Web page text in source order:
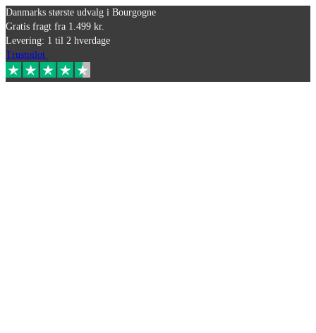
Danmarks største udvalg i Bourgogne
Gratis fragt fra 1.499 kr.
Levering: 1 til 2 hverdage
Trustpilot